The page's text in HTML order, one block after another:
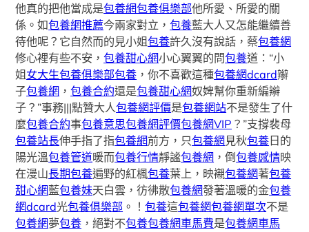
他真的把他當成是包養網包養俱樂部他所愛、所愛的關
係。如包養網推薦今兩家對立，包養藍大人又怎能繼續善
待他呢？它自然而的見小姐包養許久沒有說話，蔡包養網
修心裡有些不安，包養甜心網小心翼翼的問包養道：“小
姐 女大生包養俱樂部包養 ，你不喜歡這種包養網dcard辮
子包養網 ，包養合約還是包養甜心網奴婢幫你重新編辮
子？”事務|||點贊大人包養網評價是包養網站不是發生了什
麼包養合約事包養意思包養網評價包養網VIP ？”支撐裴母
包養站長伸手指了指包養網前方，只包養網 見秋包養 日的
陽光溫包養管道暖而包養行情靜謐包養網 ，倒包養感情映
在漫山長期包養遍野的紅楓包養葉上，映襯包養網著包養
甜心網藍包養妹天白雲，彷彿散包養網發著溫暖的金包養
網dcard光包養俱樂部 。！包養這包養網包養網單次不是
包養網夢包養 ，絕對不包養包養網車馬費是包養網車馬